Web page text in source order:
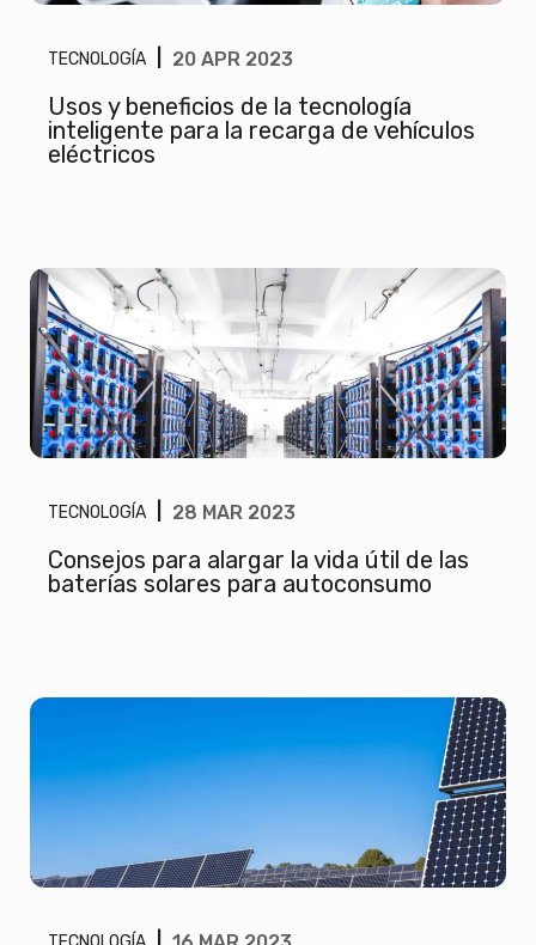
TECNOLOGÍA 20 APR 2023
Usos y beneficios de la tecnología
inteligente para la recarga de vehículos
eléctricos
TECNOLOGÍA 28 MAR 2023
Consejos para alargar la vida útil de las
baterías solares para autoconsumo